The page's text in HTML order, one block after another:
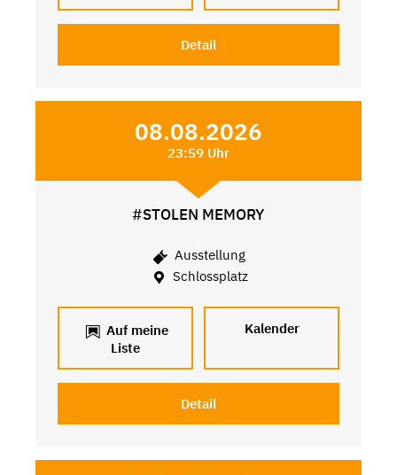
Detail
08.08.2026
23:59 Uhr
#STOLEN MEMORY
Ausstellung
Schlossplatz
Auf meine
Liste
Kalender
Detail